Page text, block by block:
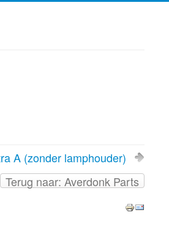
A (zonder lamphouder)
Terug naar: Averdonk Parts